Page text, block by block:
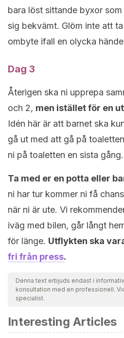
bara löst sittande byxor
sig bekvämt. Glöm inte att
ombyte ifall en olycka
Dag 3
Återigen ska ni upprepa
och 2, men istället för en
Idén här är att barnet ska
gå ut med att gå på
ni på toaletten en sista gång.
Ta med er en potta eller
ni har tur kommer ni få
när ni är ute. Vi
iväg med bilen, går långt
för länge. Utflykten ska
fri från press.
Denna text erbjuds endast i
konsultation med en professionell.
specialist.
Interesting Articles